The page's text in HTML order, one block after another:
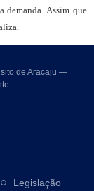
demanda. Assim que
de Aracaju —
Legislação